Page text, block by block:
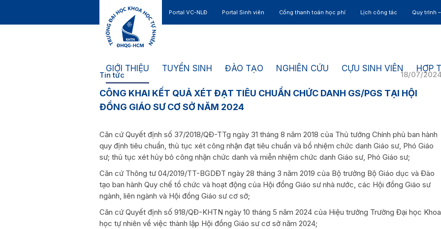
Portal VC-NLĐ Portal Sinh viên Cổng thanh toán học phí Lịch công tác Quy trình
GIỚI THIỆU TUYỂN SINH ĐÀO TẠO NGHIÊN CỨU CỰU SINH VIÊN HỢP
18/07/
Tin tức
CÔNG KHAI KẾT QUẢ XÉT ĐẠT TIÊU CHUẨN CHỨC DANH GS/PGS TẠI HỘI
ĐỒNG GIÁO SƯ CƠ SỞ NĂM 2024
Căn cứ Quyết định số 37/2018/QĐ-TTg ngày 31 tháng 8 năm 2018 của Thủ tướng Chính phủ ban hành
quy định tiêu chuẩn, thủ tục xét công nhận đạt tiêu chuẩn và bổ nhiệm chức danh Giáo sư, Phó Giáo
sư; thủ tục xét hủy bỏ công nhận chức danh và miễn nhiệm chức danh Giáo sư, Phó Giáo sư;
Căn cứ Thông tư 04/2019/TT-BGDĐT ngày 28 tháng 3 năm 2019 của Bộ trưởng Bộ Giáo dục và Đào
tạo ban hành Quy chế tổ chức và hoạt động của Hội đồng Giáo sư nhà nước, các Hội đồng Giáo sư
ngành, liên ngành và Hội đồng Giáo sư cơ sở;
Căn cứ Quyết định số 918/QĐ-KHTN ngày 10 tháng 5 năm 2024 của Hiệu trưởng Trường Đại học Khoa
học tự nhiên về việc thành lập Hội đồng Giáo sư cơ sở năm 2024;